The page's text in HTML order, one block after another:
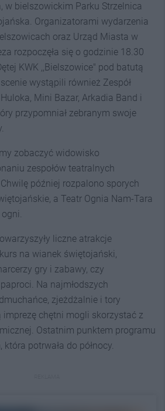
w bielszowickim Parku Strzelnica
Organizatorami wydarzenia
oraz Urząd Miasta w
rozpoczęła się o godzinie 18.30
KWK ,,Bielszowice" pod batutą
wystąpili również Zespół
Mini Bazar, Arkadia Band i
przypomniał zebranym swoje
zobaczyć widowisko
zespołów teatralnych
później rozpalono sporych
a Teatr Ognia Nam-Tara
liczne atrakcje
na wianek świętojański,
gry i zabawy, czy
Na najmłodszych
zjeżdżalnie i tory
imprezę chętni mogli skorzystać z
Ostatnim punktem programu
która potrwała do północy.